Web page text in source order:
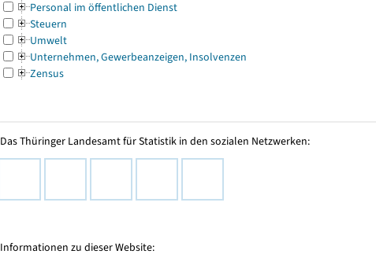
Personal im öffentlichen Dienst
Steuern
Umwelt
Unternehmen, Gewerbeanzeigen, Insolvenzen
Zensus
Das Thüringer Landesamt für Statistik in den sozialen Netzwerken:
Informationen zu dieser Website: